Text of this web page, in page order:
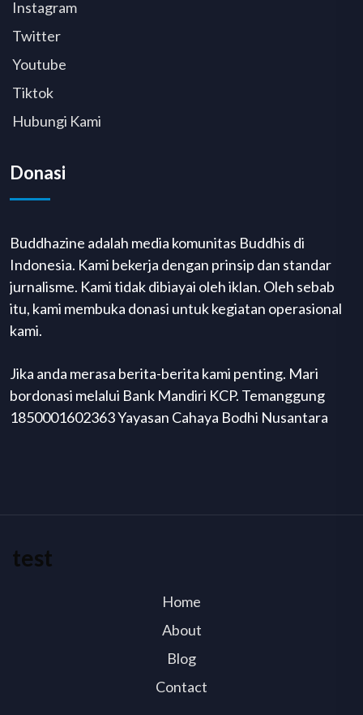
Instagram
Twitter
Youtube
Tiktok
Hubungi Kami
Donasi
Buddhazine adalah media komunitas Buddhis di
Indonesia. Kami bekerja dengan prinsip dan standar
jurnalisme. Kami tidak dibiayai oleh iklan. Oleh sebab
itu, kami membuka donasi untuk kegiatan operasional
kami.
Jika anda merasa berita-berita kami penting. Mari
bordonasi melalui Bank Mandiri KCP. Temanggung
1850001602363 Yayasan Cahaya Bodhi Nusantara
test
Home
About
Blog
Contact